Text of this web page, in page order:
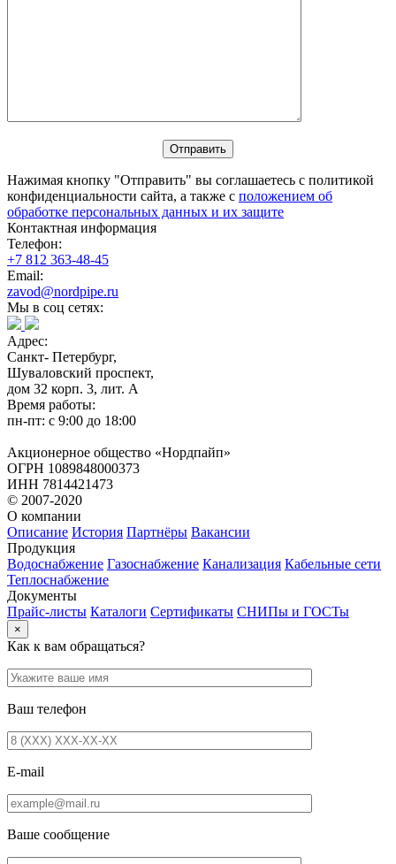
Нажимая кнопку "Отправить" вы соглашаетесь с политикой
конфиденциальности сайта, а также с положением об
обработке персональных данных и их защите
Контактная информация
Телефон:
+7 812 363-48-45
Email:
zavod@nordpipe.ru
Мы в соц сетях:
Адрес:
Санкт- Петербург,
Шуваловский проспект,
дом 32 корп. 3, лит. А
Время работы:
пн-пт: с 9:00 до 18:00
Акционерное общество «Нордпайп»
ОГРН 1089848000373
ИНН 7814421473
© 2007-2020
О компании
Описание История Партнёры Вакансии
Продукция
Водоснабжение Газоснабжение Канализация Кабельные сети
Теплоснабжение
Документы
Прайс-листы Каталоги Сертификаты СНИПы и ГОСТы
×
Как к вам обращаться?
Ваш телефон
E-mail
Ваше сообщение